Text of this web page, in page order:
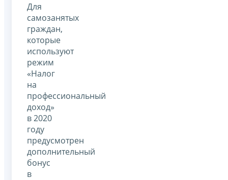
Для
самозанятых
граждан,
которые
используют
режим
«Налог
на
профессиональный
доход»
в 2020
году
предусмотрен
дополнительный
бонус
в